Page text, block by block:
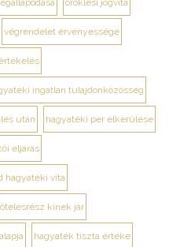
öröklési jogvita
végrendelet érvényessége
ingatlan tulajdonközösség
után hagyatéki per elkerülése
eljárás
hagyatéki vita
kinek jár
hagyaték tiszta értéke